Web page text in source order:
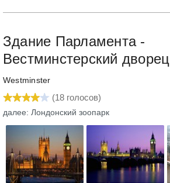
Здание Парламента -
Вестминстерский дворец
Westminster
(18 голосов)
далее: Лондонский зоопарк